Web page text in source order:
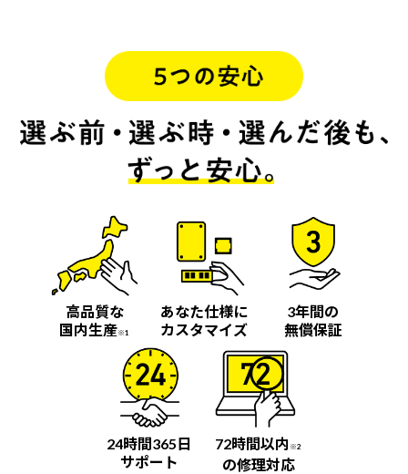
高品質な
国内生産※1
あなた仕様に
カスタマイズ
3年間の
無償保証
24時間365日
サポート
72時間以内 ※2
の修理対応